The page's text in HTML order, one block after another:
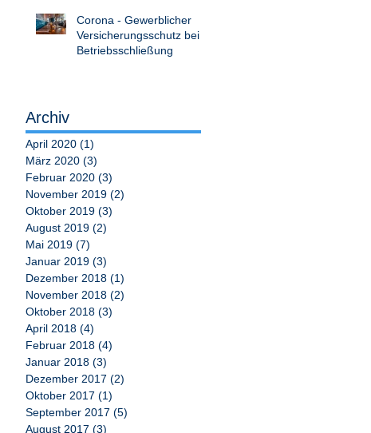
Corona - Gewerblicher
Versicherungsschutz bei
Betriebsschließung
Archiv
April 2020 (1)
März 2020 (3)
Februar 2020 (3)
November 2019 (2)
Oktober 2019 (3)
August 2019 (2)
Mai 2019 (7)
Januar 2019 (3)
Dezember 2018 (1)
November 2018 (2)
Oktober 2018 (3)
April 2018 (4)
Februar 2018 (4)
Januar 2018 (3)
Dezember 2017 (2)
Oktober 2017 (1)
September 2017 (5)
August 2017 (3)